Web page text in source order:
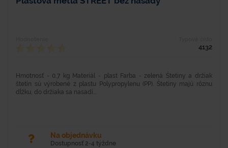
4132
Hmotnosť - 0,7 kg Materiál - plast Farba - zelená Štetiny a držiak
štetín sú výrobené z plastu Polypropylenu (PP). Štetiny majú rôznu
dĺžku, do držiaka sa nasadí...
Na objednávku
Dostupnosť 2-4 týždne